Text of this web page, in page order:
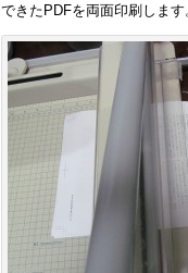
できたPDFを両面印刷しま